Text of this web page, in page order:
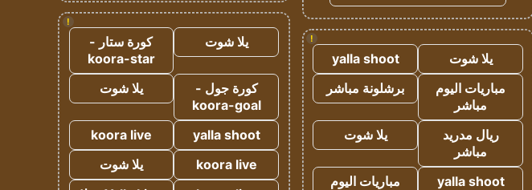
!
يلا شوت
yalla shoot
مباريات اليوم
مباشر
برشلونة مباشر
ريال مدريد
مباشر
يلا شوت
yalla shoot
مباريات اليوم
!
يلا شوت
كورة ستار -
koora-star
كورة جول -
koora-goal
يلا شوت
yalla shoot
koora live
koora live
يلا شوت